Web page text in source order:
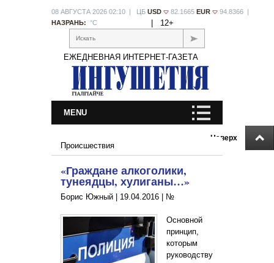
Наверх
08 АВГУСТА 2026 02:10 | ЦБ USD 82.1665 EUR
94.8366 |
НАЗРАНЬ: °С 12+
Искать
ЕЖЕДНЕВНАЯ ИНТЕРНЕТ-ГАЗЕТА
MENU
Происшествия
«Граждане алкоголики,
тунеядцы, хулиганы…»
Борис Южный | 19.04.2016 №
Основной
принцип,
которым
руководству